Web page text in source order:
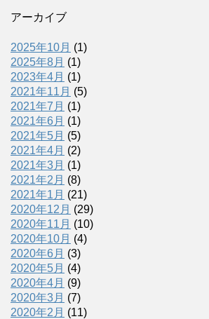
アーカイブ
2025年10月 (1)
2025年8月 (1)
2023年4月 (1)
2021年11月 (5)
2021年7月 (1)
2021年6月 (1)
2021年5月 (5)
2021年4月 (2)
2021年3月 (1)
2021年2月 (8)
2021年1月 (21)
2020年12月 (29)
2020年11月 (10)
2020年10月 (4)
2020年6月 (3)
2020年5月 (4)
2020年4月 (9)
2020年3月 (7)
2020年2月 (11)